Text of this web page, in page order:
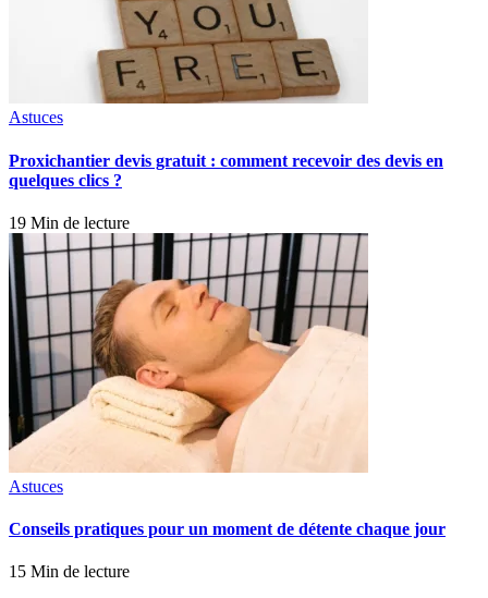
Astuces
Proxichantier devis gratuit : comment recevoir des devis en
quelques clics ?
19 Min de lecture
Astuces
Conseils pratiques pour un moment de détente chaque jour
15 Min de lecture